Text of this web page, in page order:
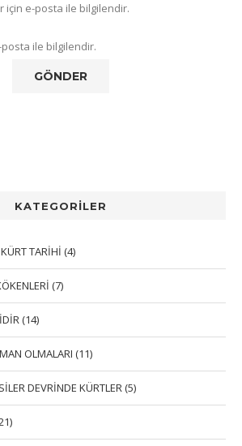
için e-posta ile bilgilendir.
ile bilgilendir.
KATEGORİLER
TARİHİ (4)
(7)
(14)
OLMALARI (11)
DEVRİNDE KÜRTLER (5)